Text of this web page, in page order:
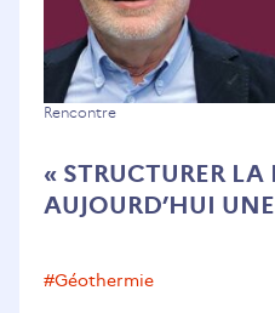
« Structurer
filière
est
une
« STRUCTURER LA
AUJOURD’HUI
Rencontre
#géothermie